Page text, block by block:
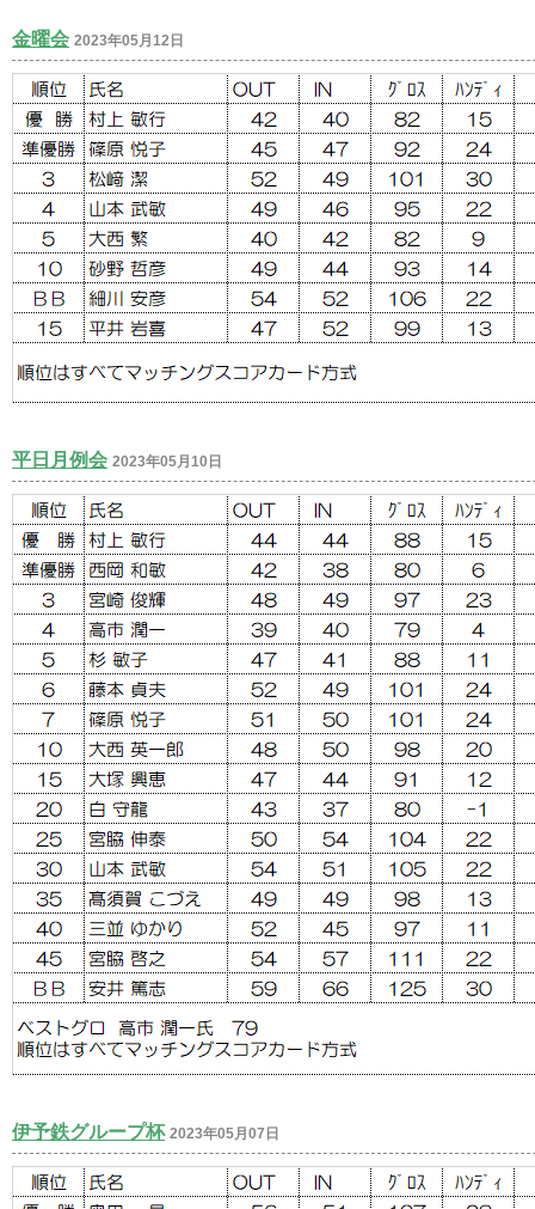
金曜会 2023年05月12日
平日月例会 2023年05月10日
伊予鉄グループ杯 2023年05月07日